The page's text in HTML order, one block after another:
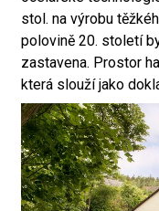
stol. na výrobu
polovině 20. století
zastavena. Prostor
která slouží jako